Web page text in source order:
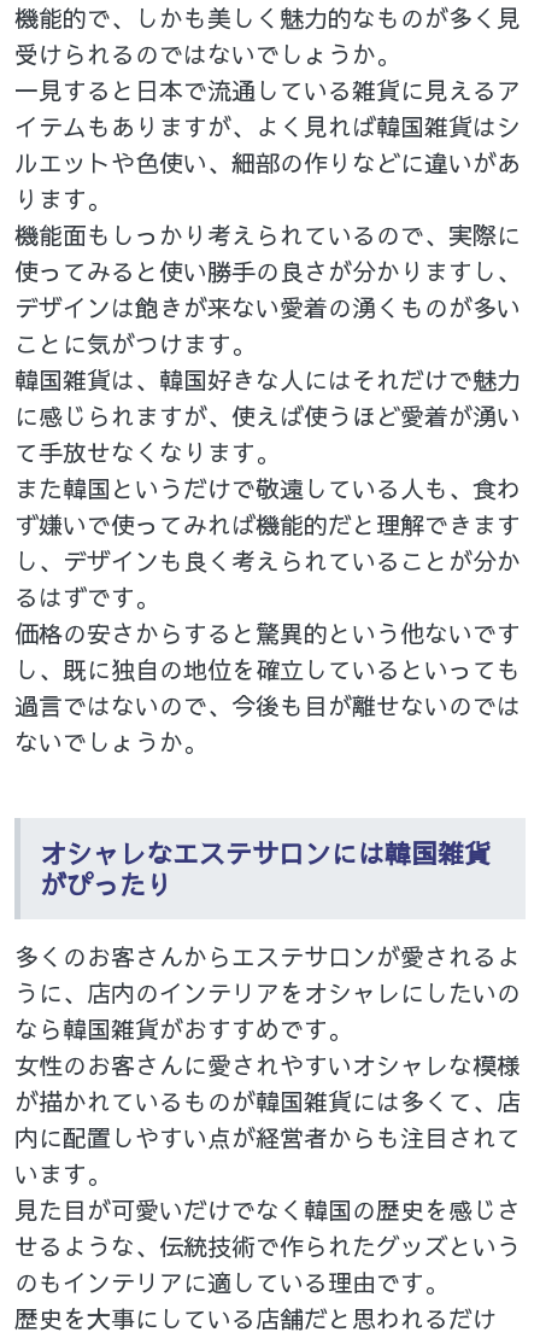
機能的で、しかも美しく魅力的なものが多く見
受けられるのではないでしょうか。
一見すると日本で流通している雑貨に見えるア
イテムもありますが、よく見れば韓国雑貨はシ
ルエットや色使い、細部の作りなどに違いがあ
ります。
機能面もしっかり考えられているので、実際に
使ってみると使い勝手の良さが分かりますし、
デザインは飽きが来ない愛着の湧くものが多い
ことに気がつけます。
韓国雑貨は、韓国好きな人にはそれだけで魅力
に感じられますが、使えば使うほど愛着が湧い
て手放せなくなります。
また韓国というだけで敬遠している人も、食わ
ず嫌いで使ってみれば機能的だと理解できます
し、デザインも良く考えられていることが分か
るはずです。
価格の安さからすると驚異的という他ないです
し、既に独自の地位を確立しているといっても
過言ではないので、今後も目が離せないのでは
ないでしょうか。
オシャレなエステサロンには韓国雑貨
がぴったり
多くのお客さんからエステサロンが愛されるよ
うに、店内のインテリアをオシャレにしたいの
なら韓国雑貨がおすすめです。
女性のお客さんに愛されやすいオシャレな模様
が描かれているものが韓国雑貨には多くて、店
内に配置しやすい点が経営者からも注目されて
います。
見た目が可愛いだけでなく韓国の歴史を感じさ
せるような、伝統技術で作られたグッズという
のもインテリアに適している理由です。
歴史を大事にしている店舗だと思われるだけ